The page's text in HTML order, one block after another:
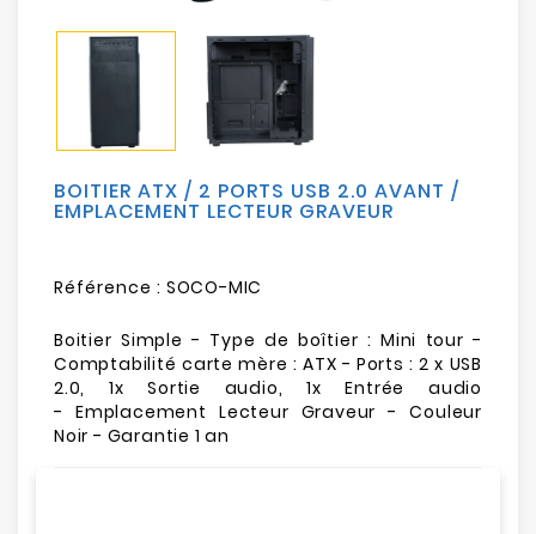
Sécurité
Loisirs
BOITIER ATX / 2 PORTS USB 2.0 AVANT /
EMPLACEMENT LECTEUR GRAVEUR
Référence : SOCO-MIC
Boitier Simple - Type de boîtier : Mini tour -
Comptabilité carte mère : ATX - Ports : 2 x USB
2.0, 1x Sortie audio, 1x Entrée audio
- Emplacement Lecteur Graveur - Couleur
Noir - Garantie 1 an